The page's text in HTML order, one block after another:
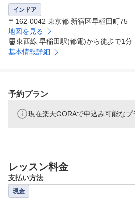
インドア
〒162-0042 東京都 新宿区早稲田町75
地図を見る
東西線 早稲田駅(都電)から徒歩で1分
基本情報詳細
予約プラン
現在楽天GORAで申込み可能なプ
レッスン料金
支払い方法
現金